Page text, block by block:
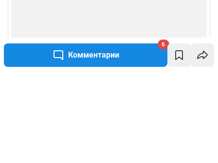
Комментарии
6